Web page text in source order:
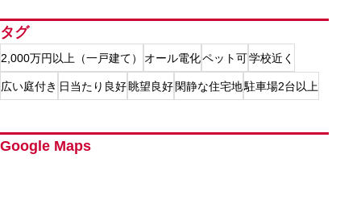
タグ
2,000万円以上（一戸建て） オール電化ペット可学校近く
広い庭付き 日当たり良好眺望良好閑静な住宅地駐車場2台以上
Google Maps